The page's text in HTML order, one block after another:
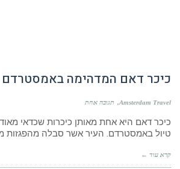
כיכר דאם המדהימה באמסטרדם
Amsterdam Travel תגובה אחת
כיכר דאם היא אחת מאותן כיכרות שכדאי
טיול באמסטרדם. העיר אשר סבלה מהפגזות
קרא עוד ←